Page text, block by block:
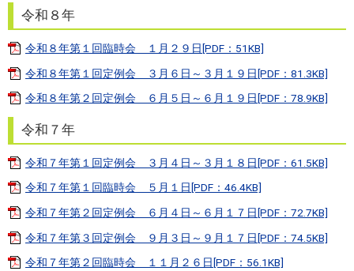
令和８年
令和８年第１回臨時会 １月２９日[PDF：51KB]
令和８年第１回定例会 ３月６日～３月１９日[PDF：81.3KB]
令和８年第２回定例会 ６月５日～６月１９日[PDF：78.9KB]
令和７年
令和７年第１回定例会 ３月４日～３月１８日[PDF：61.5KB]
令和７年第１回臨時会 ５月１日[PDF：46.4KB]
令和７年第２回定例会 ６月４日～６月１７日[PDF：72.7KB]
令和７年第３回定例会 ９月３日～９月１７日[PDF：74.5KB]
令和７年第２回臨時会 １１月２６日[PDF：56.1KB]